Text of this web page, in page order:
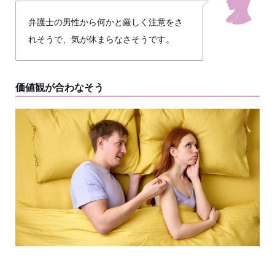
弁護士の男性から何かと厳しく注意をさ
れそうで、気が休まらなさそうです。
価値観が合わなそう